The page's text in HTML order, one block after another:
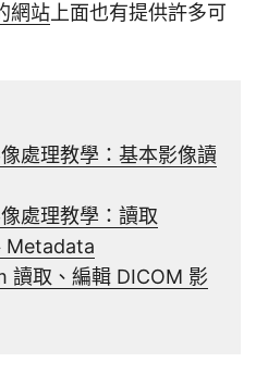
網站上面也有提供許多可
處理教學：基本影像讀
處理教學：讀取
Metadata
讀取、編輯 DICOM 影